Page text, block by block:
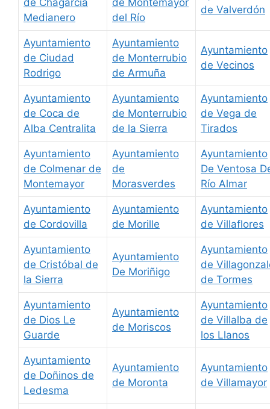
de Chagarcía
Medianero
de Montemayor
del Río
de Valverdón
Ayuntamiento
de Ciudad
Rodrigo
Ayuntamiento
de Monterrubio
de Armuña
Ayuntamiento
de Vecinos
Ayuntamiento
de Coca de
Alba Centralita
Ayuntamiento
de Monterrubio
de la Sierra
Ayuntamiento
de Vega de
Tirados
Ayuntamiento
de Colmenar de
Montemayor
Ayuntamiento
de
Morasverdes
Ayuntamiento
De Ventosa
Río Almar
Ayuntamiento
de Cordovilla
Ayuntamiento
de Morille
Ayuntamiento
de Villaflores
Ayuntamiento
de Cristóbal de
la Sierra
Ayuntamiento
De Moriñigo
Ayuntamiento
de
de Tormes
Ayuntamiento
de Dios Le
Guarde
Ayuntamiento
de Moriscos
Ayuntamiento
de Villalba de
los Llanos
Ayuntamiento
de Doñinos de
Ledesma
Ayuntamiento
de Moronta
Ayuntamiento
de Villamayor